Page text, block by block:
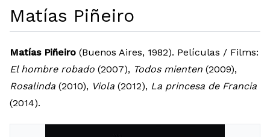
Matías Piñeiro
Matías Piñeiro (Buenos Aires, 1982). Películas / Films:
El hombre robado (2007), Todos mienten (2009),
Rosalinda (2010), Viola (2012), La princesa de Francia
(2014).